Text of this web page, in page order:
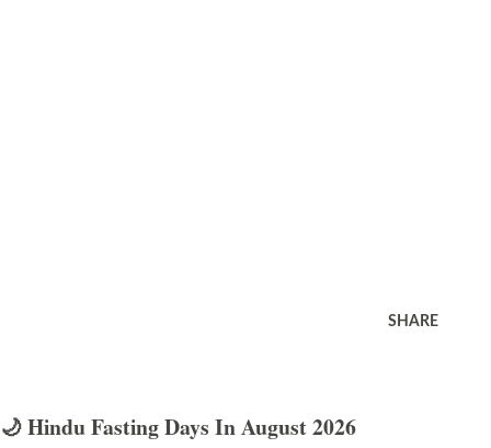
SHARE
🌙 Hindu Fasting Days In August 2026